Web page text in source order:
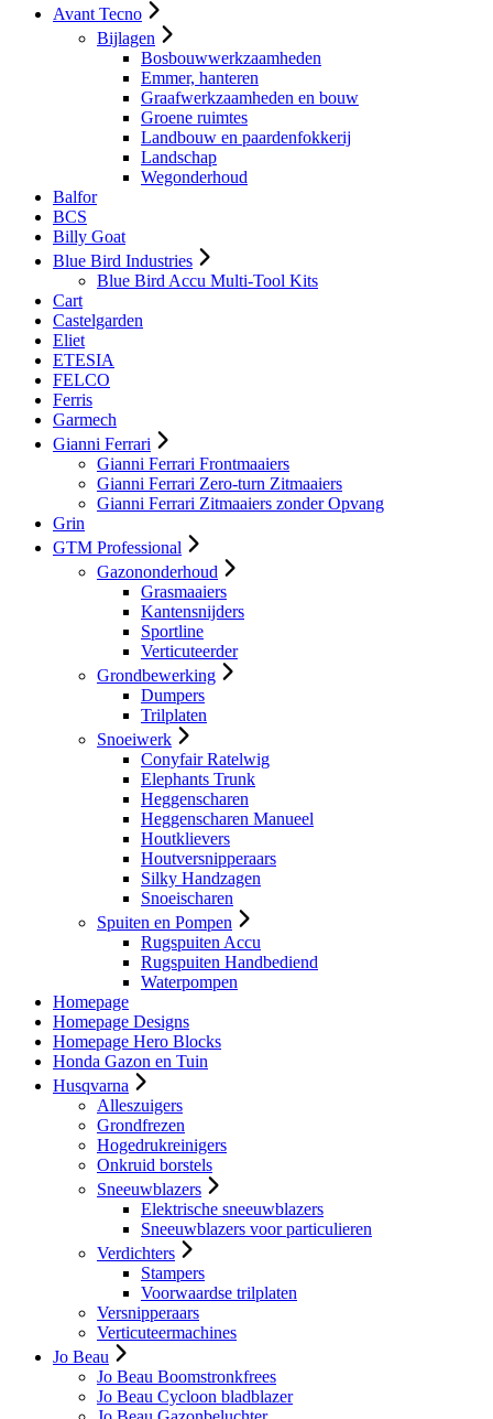
Avant Tecno
Bijlagen
Bosbouwwerkzaamheden
Emmer, hanteren
Graafwerkzaamheden en bouw
Groene ruimtes
Landbouw en paardenfokkerij
Landschap
Wegonderhoud
Balfor
BCS
Billy Goat
Blue Bird Industries
Blue Bird Accu Multi-Tool Kits
Cart
Castelgarden
Eliet
ETESIA
FELCO
Ferris
Garmech
Gianni Ferrari
Gianni Ferrari Frontmaaiers
Gianni Ferrari Zero-turn Zitmaaiers
Gianni Ferrari Zitmaaiers zonder Opvang
Grin
GTM Professional
Gazononderhoud
Grasmaaiers
Kantensnijders
Sportline
Verticuteerder
Grondbewerking
Dumpers
Trilplaten
Snoeiwerk
Conyfair Ratelwig
Elephants Trunk
Heggenscharen
Heggenscharen Manueel
Houtklievers
Houtversnipperaars
Silky Handzagen
Snoeischaren
Spuiten en Pompen
Rugspuiten Accu
Rugspuiten Handbediend
Waterpompen
Homepage
Homepage Designs
Homepage Hero Blocks
Honda Gazon en Tuin
Husqvarna
Alleszuigers
Grondfrezen
Hogedrukreinigers
Onkruid borstels
Sneeuwblazers
Elektrische sneeuwblazers
Sneeuwblazers voor particulieren
Verdichters
Stampers
Voorwaardse trilplaten
Versnipperaars
Verticuteermachines
Jo Beau
Jo Beau Boomstronkfrees
Jo Beau Cycloon bladblazer